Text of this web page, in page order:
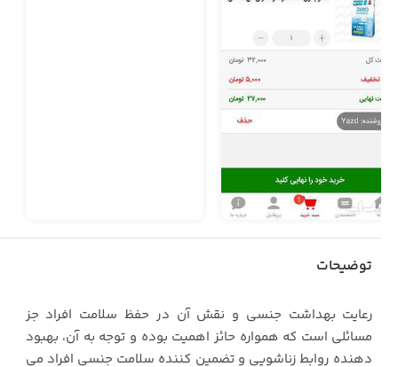
توضیحات
رعایت بهداشت جنسی و نقش آن در حفظ سلامت افراد جز
مسائلی است که همواره حائز اهمیت بوده و توجه به آن، بهبود
دهنده روابط زناشویی و تضمین کننده سلامت جنسی افراد می